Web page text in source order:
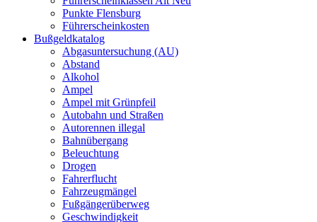
Punkte Flensburg
Führerscheinkosten
Bußgeldkatalog
Abgasuntersuchung (AU)
Abstand
Alkohol
Ampel
Ampel mit Grünpfeil
Autobahn und Straßen
Autorennen illegal
Bahnübergang
Beleuchtung
Drogen
Fahrerflucht
Fahrzeugmängel
Fußgängerüberweg
Geschwindigkeit